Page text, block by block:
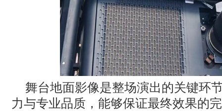
舞台地面影像是整场演出的关键环
力与专业品质，能够保证最终效果的